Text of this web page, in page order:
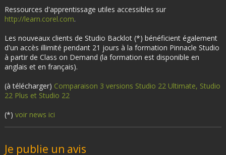
Ressources d'apprentissage utiles accessibles sur
http://learn.corel.com.
Les nouveaux clients de Studio Backlot (*) bénéficient également
d'un accès illimité pendant 21 jours à la formation Pinnacle Studio
à partir de Class on Demand (la formation est disponible en
anglais et en français).
(à télécharger) Comparaison 3 versions Studio 22 Ultimate, Studio
22 Plus et Studio 22
(*) voir news ici
Je publie un avis